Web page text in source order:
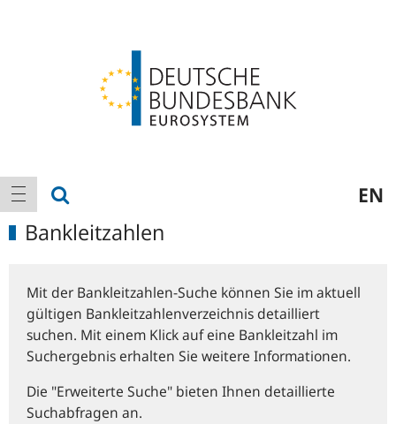
Hauptnavigation
Navigation anzeigen EN
Bankleitzahlen
Mit der Bankleitzahlen-Suche können Sie im aktuell
gültigen Bankleitzahlenverzeichnis detailliert
suchen. Mit einem Klick auf eine Bankleitzahl im
Suchergebnis erhalten Sie weitere Informationen.
Die "Erweiterte Suche" bieten Ihnen detaillierte
Suchabfragen an.